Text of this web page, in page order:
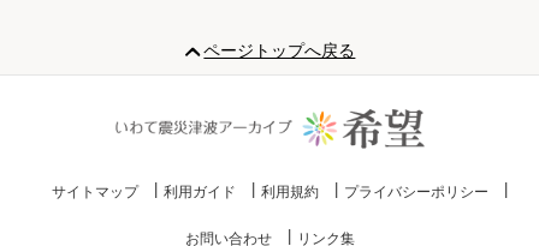
20
ページトップへ戻る
サイトマップ 利用ガイド 利用規約 プライバシーポリシー
お問い合わせ リンク集